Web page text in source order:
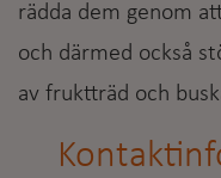
rädda dem genom
och därmed också
av fruktträd och